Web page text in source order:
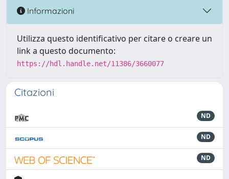
Informazioni
Utilizza questo identificativo per citare o creare un
link a questo documento:
https://hdl.handle.net/11386/3660077
Citazioni
ND
ND
ND